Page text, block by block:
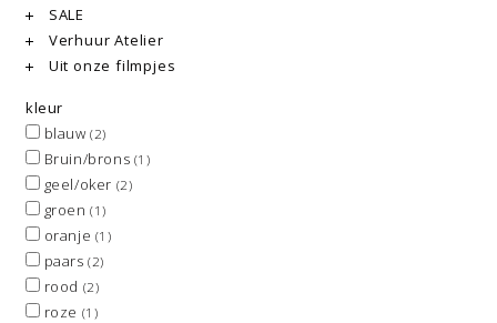
SALE
Verhuur Atelier
Uit onze filmpjes
kleur
blauw(2)
Bruin/brons (1)
geel/oker (2)
groen(1)
oranje (1)
paars(2)
rood (2)
roze (1)